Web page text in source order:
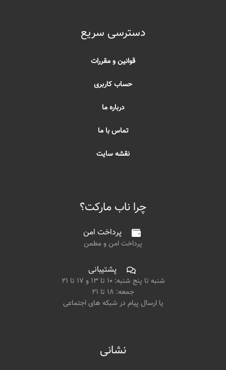
دسترسی سریع
قوانین و مقررات
حساب کاربری
درباره ما
تماس با ما
نقشه سایت
چرا ناب مارکت؟
پرداخت امن
پرداخت امن و مطمن
پشتیبانی
شنبه تا پنج شنبه: ۱۰ تا ۱۳ و ۱۷ تا ۲۱
جمعه: ۱۸ تا ۲۱
یا ارسال پیام در شبکه های اجتماعی
نشانی